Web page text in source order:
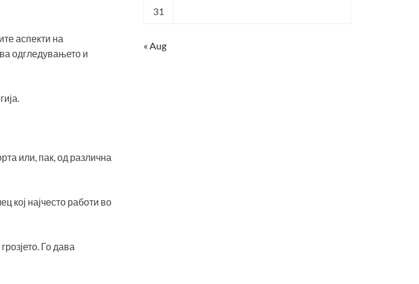
аспекти на
одгледувањето и
или, пак, од различна
кој најчесто работи во
Го дава
31
« Aug